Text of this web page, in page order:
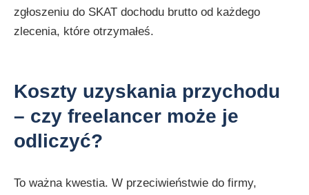
zgłoszeniu do SKAT dochodu brutto od każdego
zlecenia, które otrzymałeś.
Koszty uzyskania przychodu
– czy freelancer może je
odliczyć?
To ważna kwestia. W przeciwieństwie do firmy,